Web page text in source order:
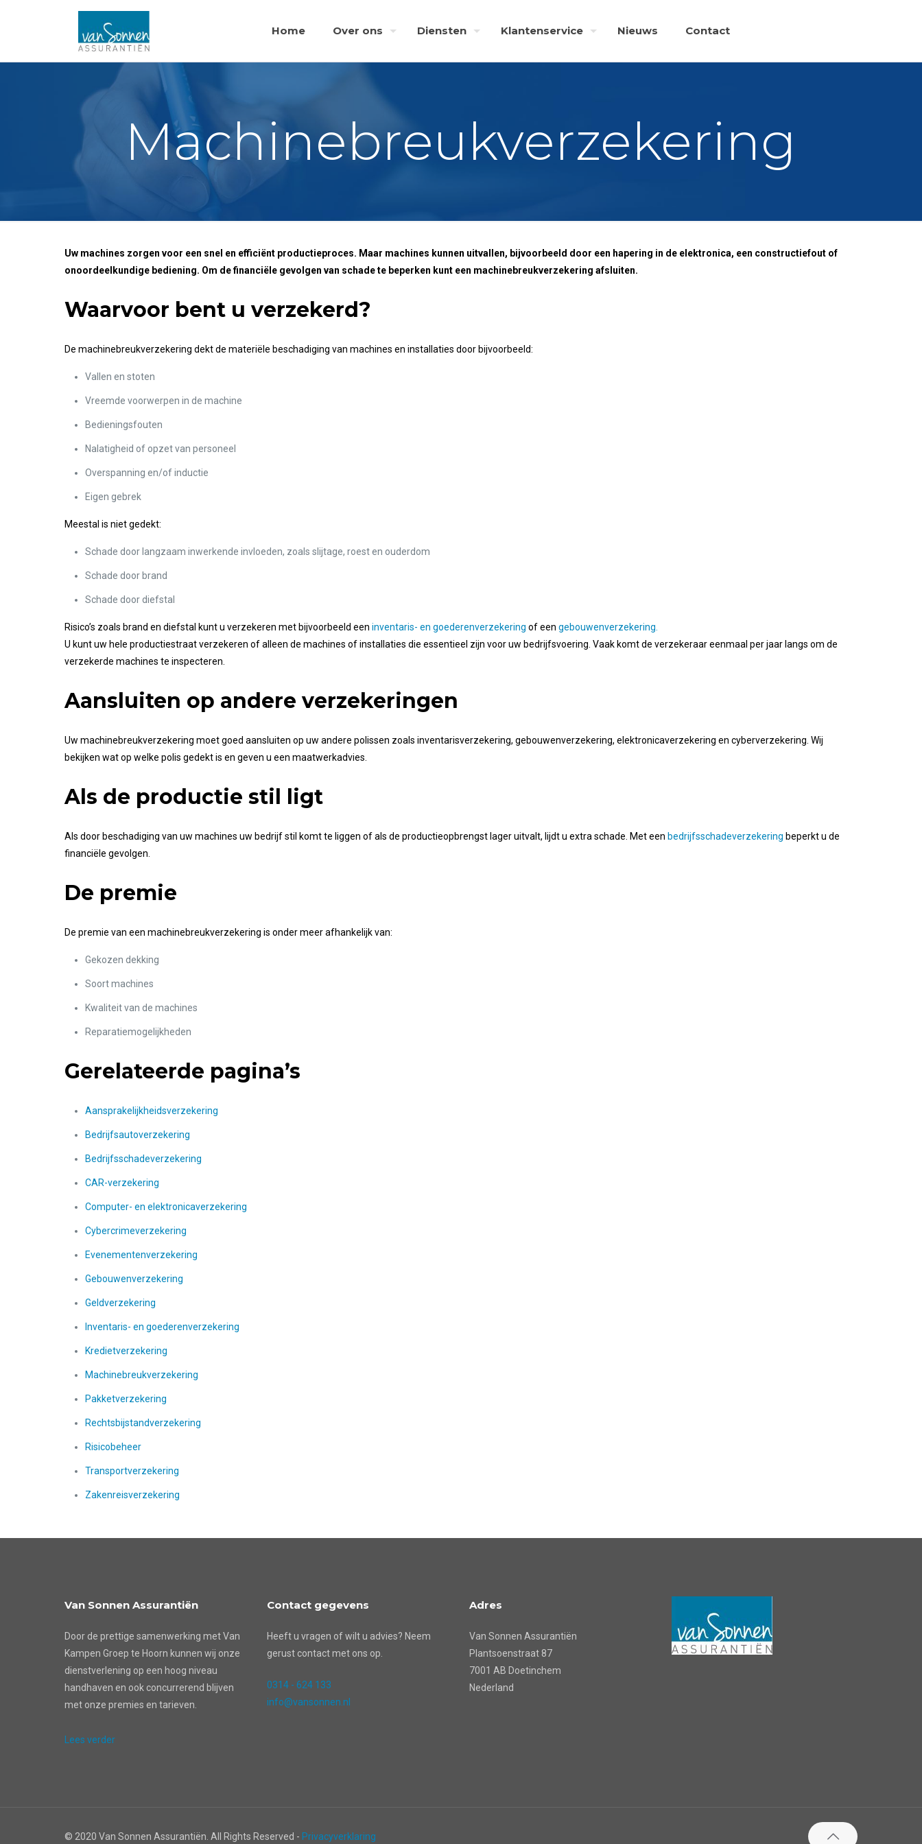
Home Over ons Diensten Klantenservice Nieuws Contact
Machinebreukverzekering
Uw machines zorgen voor een snel en efficiënt productieproces. Maar machines kunnen uitvallen, bijvoorbeeld door een hapering in de elektronica, een constructiefout of
onoordeelkundige bediening. Om de financiële gevolgen van schade te beperken kunt een machinebreukverzekering afsluiten.
Waarvoor bent u verzekerd?
De machinebreukverzekering dekt de materiële beschadiging van machines en installaties door bijvoorbeeld:
Vallen en stoten
Vreemde voorwerpen in de machine
Bedieningsfouten
Nalatigheid of opzet van personeel
Overspanning en/of inductie
Eigen gebrek
Meestal is niet gedekt:
Schade door langzaam inwerkende invloeden, zoals slijtage, roest en ouderdom
Schade door brand
Schade door diefstal
Risico’s zoals brand en diefstal kunt u verzekeren met bijvoorbeeld een inventaris- en goederenverzekering of een gebouwenverzekering.
U kunt uw hele productiestraat verzekeren of alleen de machines of installaties die essentieel zijn voor uw bedrijfsvoering. Vaak komt de verzekeraar eenmaal per jaar langs om de
verzekerde machines te inspecteren.
Aansluiten op andere verzekeringen
Uw machinebreukverzekering moet goed aansluiten op uw andere polissen zoals inventarisverzekering, gebouwenverzekering, elektronicaverzekering en cyberverzekering. Wij
bekijken wat op welke polis gedekt is en geven u een maatwerkadvies.
Als de productie stil ligt
Als door beschadiging van uw machines uw bedrijf stil komt te liggen of als de productieopbrengst lager uitvalt, lijdt u extra schade. Met een bedrijfsschadeverzekering beperkt u de
financiële gevolgen.
De premie
De premie van een machinebreukverzekering is onder meer afhankelijk van:
Gekozen dekking
Soort machines
Kwaliteit van de machines
Reparatiemogelijkheden
Gerelateerde pagina’s
Aansprakelijkheidsverzekering
Bedrijfsautoverzekering
Bedrijfsschadeverzekering
CAR-verzekering
Computer- en elektronicaverzekering
Cybercrimeverzekering
Evenementenverzekering
Gebouwenverzekering
Geldverzekering
Inventaris- en goederenverzekering
Kredietverzekering
Machinebreukverzekering
Pakketverzekering
Rechtsbijstandverzekering
Risicobeheer
Transportverzekering
Zakenreisverzekering
Van Sonnen Assurantiën
Door de prettige samenwerking met Van
Kampen Groep te Hoorn kunnen wij onze
dienstverlening op een hoog niveau
handhaven en ook concurrerend blijven
met onze premies en tarieven.
Lees verder
Contact gegevens
Heeft u vragen of wilt u advies? Neem
gerust contact met ons op.
0314 - 624 133
info@vansonnen.nl
Adres
Van Sonnen Assurantiën
Plantsoenstraat 87
7001 AB Doetinchem
Nederland
© 2020 Van Sonnen Assurantiën. All Rights Reserved - Privacyverklaring